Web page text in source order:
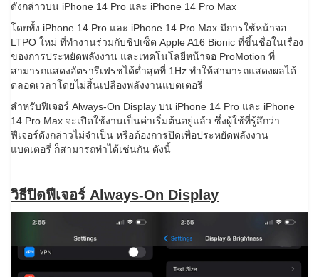
ดังกล่าวบน iPhone 14 Pro และ iPhone 14 Pro Max
โดยทั้ง iPhone 14 Pro และ iPhone 14 Pro Max มีการใช้หน้าจอ
LTPO ใหม่ ที่ทำงานร่วมกับชิปเซ็ต Apple A16 Bionic ที่ขึ้นชื่อในเรื่อง
ของการประหยัดพลังงาน และเทคโนโลยีหน้าจอ ProMotion ที่
สามารถแสดงอัตรารีเฟรชได้ต่ำสุดที่ 1Hz ทำให้สามารถแสดงผลได้
ตลอดเวลาโดยไม่สิ้นเปลืองพลังงานแบตเตอรี่
สำหรับฟีเจอร์ Always-On Display บน iPhone 14 Pro และ iPhone
14 Pro Max จะเปิดใช้งานเป็นค่าเริ่มต้นอยู่แล้ว ซึ่งผู้ใช้ที่รู้สึกว่า
ฟีเจอร์ดังกล่าวไม่จำเป็น หรือต้องการปิดเพื่อประหยัดพลังงาน
แบตเตอรี่ ก็สามารถทำได้เช่นกัน ดังนี้
วิธีปิดฟีเจอร์ Always-On Display